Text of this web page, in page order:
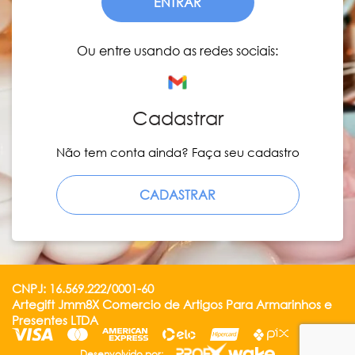
Ou entre usando as redes sociais:
Cadastrar
Não tem conta ainda? Faça seu cadastro
CADASTRAR
CNPJ: 16.569.222/0001-60
Artegift Jmm8X Comercio de Artigos Para Armarinhos e
Presentes LTDA